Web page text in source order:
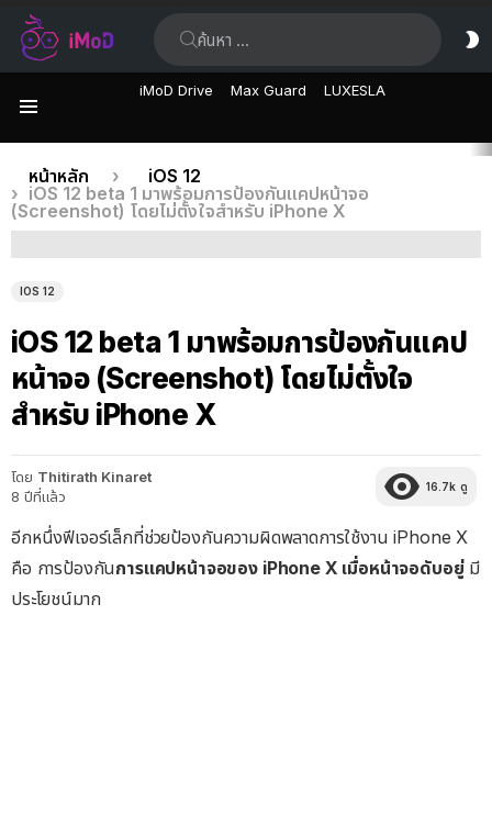
iMoD Drive Max Guard LUXESLA
เรื่อง
ล่าสุด
คุณอยู่ที่นี่:
หน้าหลัก
iOS 12
iOS 12 beta 1 มาพร้อมการป้องกันแคปหน้าจอ
(Screenshot) โดยไม่ตั้งใจสำหรับ iPhone X
IOS 12
iOS 12 beta 1 มาพร้อมการป้องกันแคป
หน้าจอ (Screenshot) โดยไม่ตั้งใจ
สำหรับ iPhone X
โดย Thitirath Kinaret
8 ปีที่แล้ว
16.7k ดู
อีกหนึ่งฟีเจอร์เล็กที่ช่วยป้องกันความผิดพลาดการใช้งาน iPhone X
คือ การป้องกันการแคปหน้าจอของ iPhone X เมื่อหน้าจอดับอยู่มี
ประโยชน์มาก